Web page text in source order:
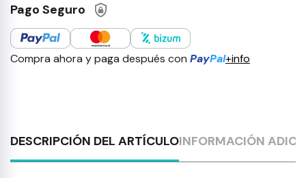
Pago Seguro
Compra ahora y paga después con PayPal+info
DESCRIPCIÓN DEL ARTÍCULOINFORMACIÓN